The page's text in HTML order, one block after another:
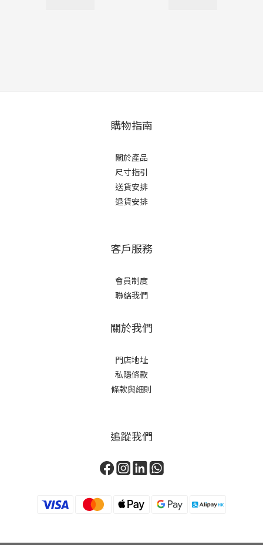
購物指南
關於產品
尺寸指引
送貨安排
退貨安排
客戶服務
會員制度
聯絡我們
關於我們
門店地址
私隱條款
條款與細則
追蹤我們